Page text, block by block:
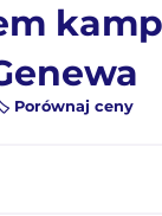
Porównaj ceny